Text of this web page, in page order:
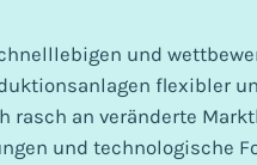
und
flexibler
rasch an veränderte
und technologische